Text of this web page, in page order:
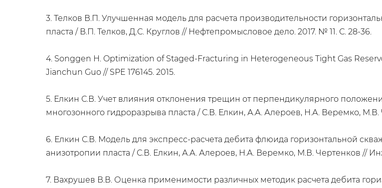
3. Телков В.П. Улучшенная модель для расчета производительности
пласта / В.П. Телков, Д.С. Круглов // Нефтепромысловое дело. 2017. № 11. С. 28-36.
4. Songgen H. Optimization of Staged-Fracturing in Heterogeneous Tight Gas
Jianchun Guo // SPE 176145. 2015.
5. Елкин С.В. Учет влияния отклонения трещин от перпендикулярного
многозонного гидроразрыва пласта / С.В. Елкин, А.А. Алероев, Н.А. Веремко,
6. Елкин С.В. Модель для экспресс-расчета дебита флюида горизонтальной
анизотропии пласта / С.В. Елкин, А.А. Алероев, Н.А. Веремко, М.В. Чертенков //
7. Вахрушев В.В. Оценка применимости различных методик расчета дебита